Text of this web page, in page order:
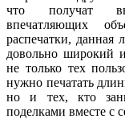
что получат
впечатляющих
распечатки, данная
довольно широкий
не только тех
нужно печатать
но и тех, кто
поделками вместе с